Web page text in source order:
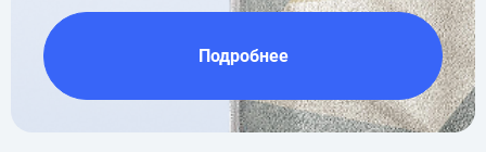
Подробнее